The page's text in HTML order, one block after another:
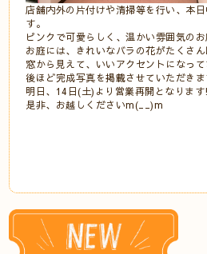
店舗内外の片付けや清掃等を行い、本
す。
ピンクで可愛らしく、温かい雰囲気のお
お庭には、きれいなバラの花がたくさ
窓から見えて、いいアクセントになっ
後ほど完成写真を掲載させていただき
明日、14日(土)より営業再開となりま
是非、お越しくださいm(__)m